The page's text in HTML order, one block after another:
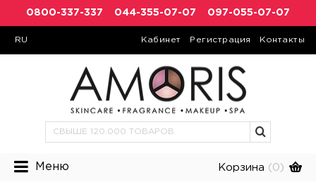
0800-337-337 044-355-07-07 097-055-07-07
RU Кабинет Регистрация Контакты
Меню Корзина (0)